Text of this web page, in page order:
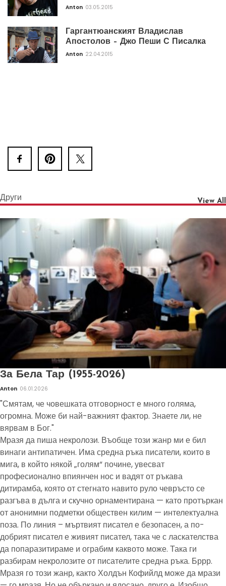
Anton 03.05.2015
Гаргантюанският Владислав
Апостолов – Джо Пеши С Писалка
Anton 22.04.2015
Други View All
За Бела Тар (1955-2026)
Anton 06.01.2026
"Смятам, че човешката отговорност е много голяма,
огромна. Може би най-важният фактор. Знаете ли, не
вярвам в Бог."
Мразя да пиша некролози. Въобще този жанр ми е бил
винаги антипатичен. Има средна ръка писатели, които в
мига, в който някой „голям“ почине, увесват
професионално впиянчен нос и вадят от ръкава
дитирамба, която от стегнато навито руло чевръсто се
разгъва в дълга и скучно орнаментирана — като протъркан
от анонимни подметки обществен килим — интелектуална
поза. По линия – мъртвият писател е безопасен, а по-
добрият писател е живият писател, така че с ласкателства
да попаразитираме и ограбим каквото може. Така ги
разбирам некролозите от писателите средна ръка. Бррр.
Мразя го този жанр, както Холдън Кофийлд може да мрази